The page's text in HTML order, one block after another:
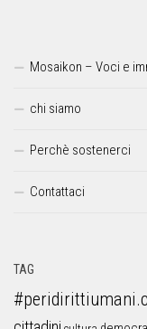
Mosaikon – Voci e
chi siamo
Perchè sostenerci
Contattaci
TAG